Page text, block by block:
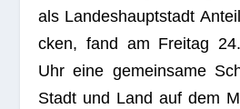
als Lan­des­haupt­stadt
cken, fand am Frei­tag
Uhr eine gemein­same
Stadt und Land auf dem